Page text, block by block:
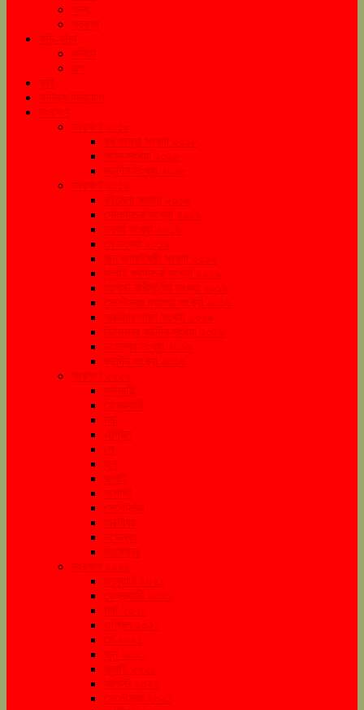
গদ্য
প্রবন্ধ
কচি-কাঁচা
কবিতা
গল্প
কৃষি
বানিজ্য/বিনিয়োগ
সংরক্ষণ
সংরক্ষণ ২০১৮
রথ যাত্রা সংখ্যা ২০১৮
শারদ সংখ্যা ২০১৮
বড়দিন সংখ্যা ২০১৮
সংরক্ষণ ২০১৯
বইমেলা সংখ্যা ২০১৯
দোলযাত্রা সংখ্যা ২০১৯
নববর্ষ সংখ্যা ২০১৯
মে সংখ্যা ২০১৯
জুন জামাইষষ্ঠী সংখ্যা ২০১৯
জুলাই রথযাত্রা সংখ্যা ২০১৯
আগস্ট রাখীপূর্ণিমা সংখ্যা ২০১৯
সেপ্টেম্বর মহালয়া সংখ্যা ২০১৯
অক্টোবর শারদ সংখ্যা ২০১৯
ডিসেম্বর বড়দিন সংখ্যা ২০১৯
নভেম্বর সংখ্যা ২০১৯
বড়দিন সংখ্যা ২০১৯
সংরক্ষণ ২০২০
জানুয়ারী
ফেব্রুয়ারী
মার্চ
এপ্রিল
মে
জুন
জুলাই
অগাস্ট
সেপ্টেম্বর
অক্টোবর
নভেম্বর
ডিসেম্বর
সংরক্ষণ ২০২১
জানুয়ারি ২০২১
ফেব্রুয়ারি ২০২১
মার্চ ২০২১
এপ্রিল ২০২১
মে ২০২১
জুন ২০২১
জুলাই ২০২১
আগস্ট ২০২১
সেপ্টেম্বর ২০২১